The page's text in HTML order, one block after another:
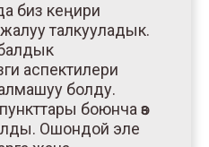
биз кеңири
талкууладык.
аспектилери
болду.
боюнча өз
Ошондой эле